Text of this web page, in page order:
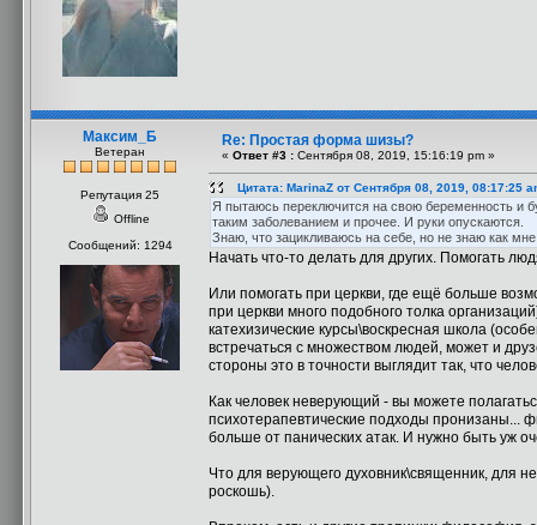
Максим_Б
Ветеран
Репутация 25
Offline
Сообщений: 1294
Re: Простая форма шизы?
« Ответ #3 : Сентября 08, 2019, 15:16:19 pm »
Цитата: MarinaZ от Сентября 08, 2019, 08:17:25
Я пытаюсь переключится на свою беременность и
таким заболеванием и прочее. И руки опускаются.
Знаю, что зацикливаюсь на себе, но не знаю как мне
Начать что-то делать для других. Помогать
Или помогать при церкви, где ещё больше
при церкви много подобного толка
катехизические курсы\воскресная школа
встречаться с множеством людей, может и
стороны это в точности выглядит так, что
Как человек неверующий - вы можете
психотерапевтические подходы пронизаны...
больше от панических атак. И нужно быть уж
Что для верующего духовник\священник, для
роскошь).